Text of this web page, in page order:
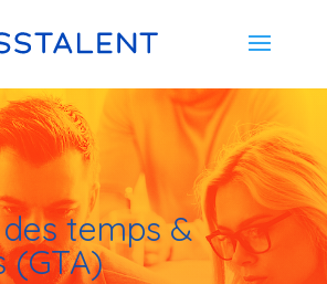
temps &
(GTA)